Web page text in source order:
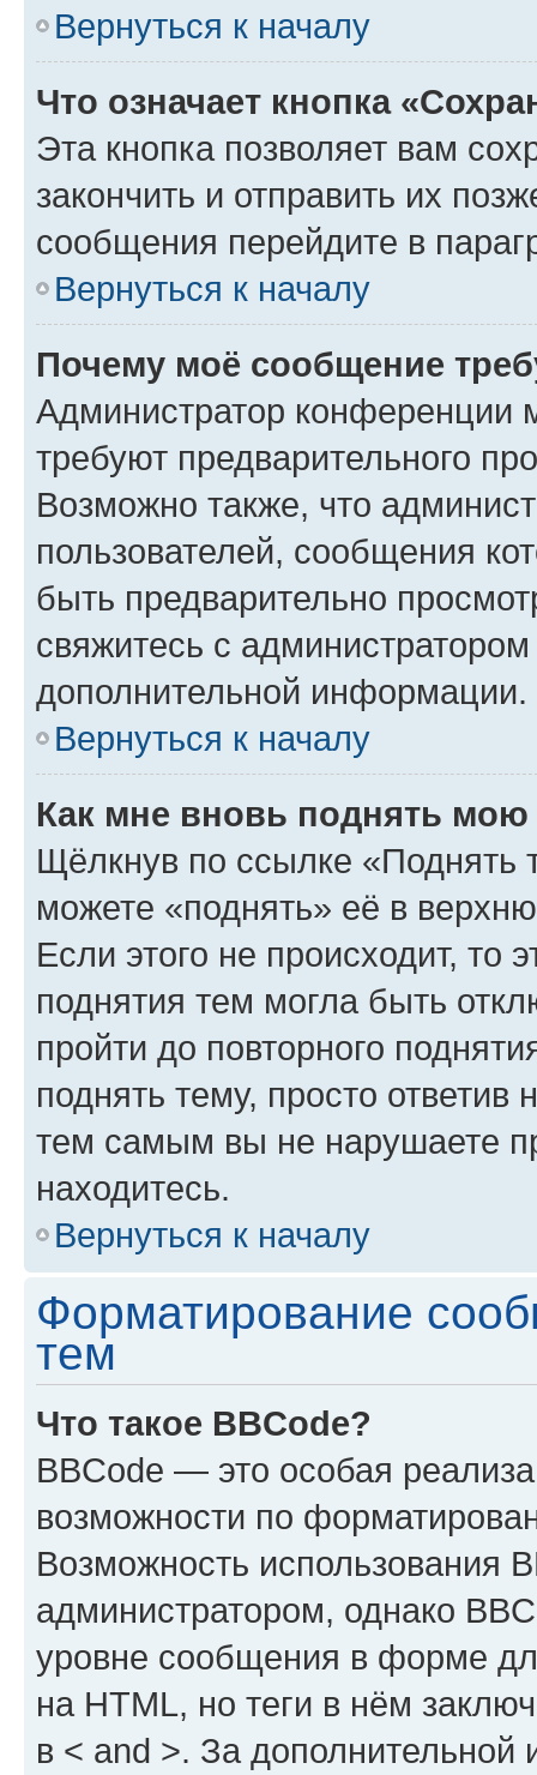
Вернуться к началу
Что означает кнопка
Эта кнопка позволяет вам
закончить и отправить их
сообщения перейдите в
Вернуться к началу
Почему моё сообщение
Администратор конференции
требуют предварительного
Возможно также, что
пользователей, сообщения
быть предварительно
свяжитесь с
дополнительной информации.
Вернуться к началу
Как мне вновь поднять мою
Щёлкнув по ссылке «Поднять
можете «поднять» её в
Если этого не происходит, то
поднятия тем могла быть
пройти до повторного
поднять тему, просто ответив
тем самым вы не нарушаете
находитесь.
Вернуться к началу
Форматирование
тем
Что такое BBCode?
BBCode — это особая
возможности по
Возможность использования
администратором, однако
уровне сообщения в форме
на HTML, но теги в нём
в < and >. За